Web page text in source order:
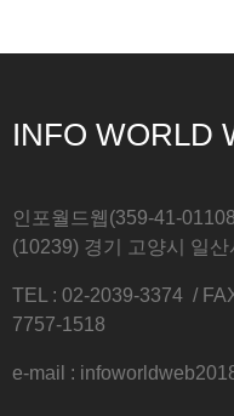
INFO WORLD
인포월드웹(359-41-
(10239) 경기 고양시 일
TEL : 02-2039-3374 /
7757-1518
e-mail :